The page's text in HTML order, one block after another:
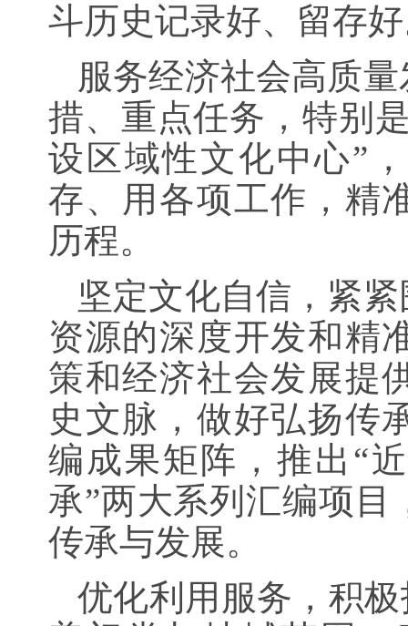
斗历史记录好、留存
服务经济社会高质
措、重点任务，特别
设区域性文化中心”
存、用各项工作，精
历程。
坚定文化自信，紧
资源的深度开发和精
策和经济社会发展提
史文脉，做好弘扬传
编成果矩阵，推出“
承”两大系列汇编项
传承与发展。
优化利用服务，积